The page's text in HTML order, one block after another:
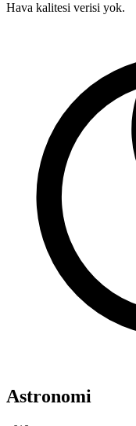
Hava kalitesi verisi yok.
Astronomi